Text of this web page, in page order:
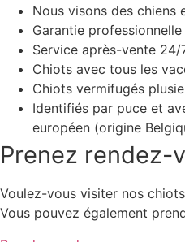
Nous visons des chiens
Garantie professionnelle
Service après-vente 24/
Chiots avec tous les
Chiots vermifugés
Identifiés par puce et
européen (origine
Prenez rendez-
Voulez-vous visiter nos
Vous pouvez également